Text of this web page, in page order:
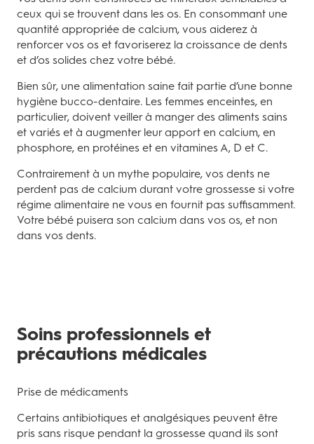
ceux qui se trouvent dans les os. En consommant une
quantité appropriée de calcium, vous aiderez à
renforcer vos os et favoriserez la croissance de dents
et d’os solides chez votre bébé.
Bien sûr, une alimentation saine fait partie d’une bonne
hygiène bucco-dentaire. Les femmes enceintes, en
particulier, doivent veiller à manger des aliments sains
et variés et à augmenter leur apport en calcium, en
phosphore, en protéines et en vitamines A, D et C.
Contrairement à un mythe populaire, vos dents ne
perdent pas de calcium durant votre grossesse si votre
régime alimentaire ne vous en fournit pas suffisamment.
Votre bébé puisera son calcium dans vos os, et non
dans vos dents.
Soins professionnels et
précautions médicales
Prise de médicaments
Certains antibiotiques et analgésiques peuvent être
pris sans risque pendant la grossesse quand ils sont